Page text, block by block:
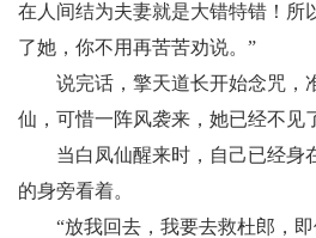
在人间结为夫妻就是大错特错！所
了她，你不用再苦苦劝说。”
说完话，擎天道长开始念咒，
仙，可惜一阵风袭来，她已经不见
当白凤仙醒来时，自己已经身
的身旁看着。
“放我回去，我要去救杜郎，即